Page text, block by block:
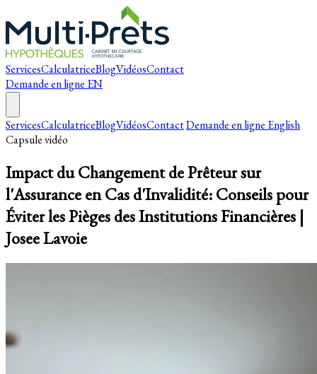
ServicesCalculatriceBlogVidéosContact
Demande en ligne EN
ServicesCalculatriceBlogVidéosContactDemande en ligne English
Capsule vidéo
Impact du Changement de Prêteur sur
l'Assurance en Cas d'Invalidité: Conseils pour
Éviter les Pièges des Institutions Financières |
Josee Lavoie